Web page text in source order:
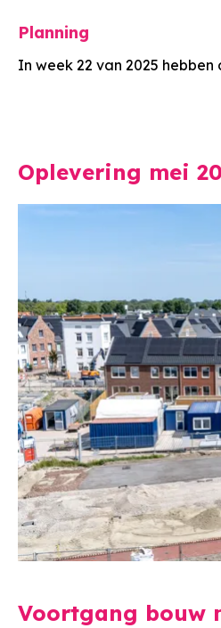
Planning
In week 22 van 2025
Oplevering mei
Voortgang bouw